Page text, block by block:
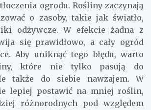
ogrodu. Rośliny zaczynają
o zasoby, takie jak światło,
odżywcze. W efekcie żadna z
się prawidłowo, a cały ogród
Aby uniknąć tego błędu, warto
które nie tylko pasują do
także do siebie nawzajem. W
lepiej postawić na mniej roślin,
różnorodnych pod względem